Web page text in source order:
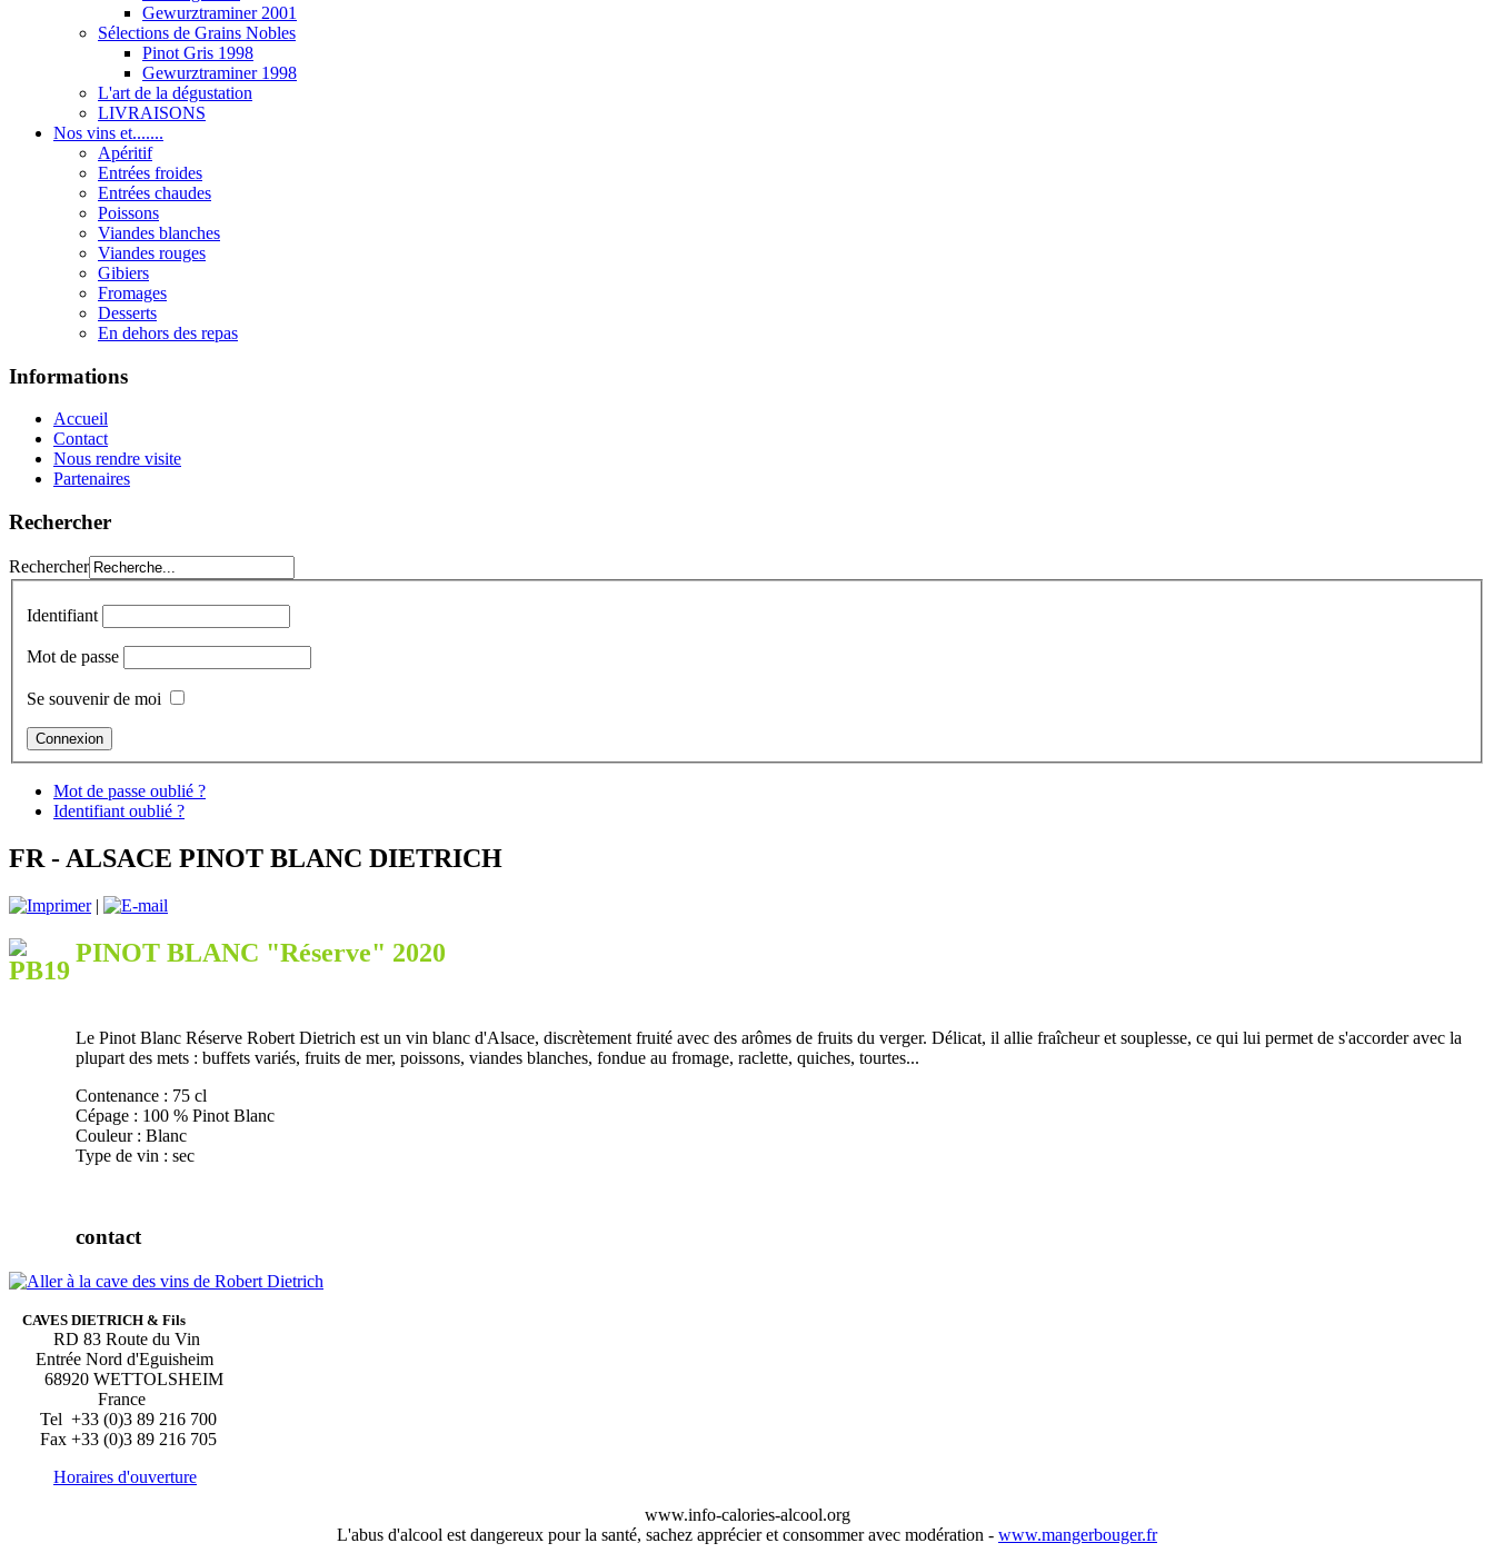
Gewurztraminer 2001
Sélections de Grains Nobles
Pinot Gris 1998
Gewurztraminer 1998
L'art de la dégustation
LIVRAISONS
Nos vins et.......
Apéritif
Entrées froides
Entrées chaudes
Poissons
Viandes blanches
Viandes rouges
Gibiers
Fromages
Desserts
En dehors des repas
Informations
Accueil
Contact
Nous rendre visite
Partenaires
Rechercher
Rechercher
Identifiant
Mot de passe
Se souvenir de moi
Mot de passe oublié ?
Identifiant oublié ?
FR - ALSACE PINOT BLANC DIETRICH
|
PINOT BLANC "Réserve" 2020
Le Pinot Blanc Réserve Robert Dietrich est un vin blanc d'Alsace, discrètement fruité avec des arômes de fruits du verger. Délicat, il allie fraîcheur et souplesse, ce qui lui permet de s'accorder avec la
plupart des mets : buffets variés, fruits de mer, poissons, viandes blanches, fondue au fromage, raclette, quiches, tourtes...
Contenance : 75 cl
Cépage : 100 % Pinot Blanc
Couleur : Blanc
Type de vin : sec
contact
CAVES DIETRICH & Fils
RD 83 Route du Vin
Entrée Nord d'Eguisheim
68920 WETTOLSHEIM
France
Tel +33 (0)3 89 216 700
Fax +33 (0)3 89 216 705
Horaires d'ouverture
www.info-calories-alcool.org
L'abus d'alcool est dangereux pour la santé, sachez apprécier et consommer avec modération - www.mangerbouger.fr